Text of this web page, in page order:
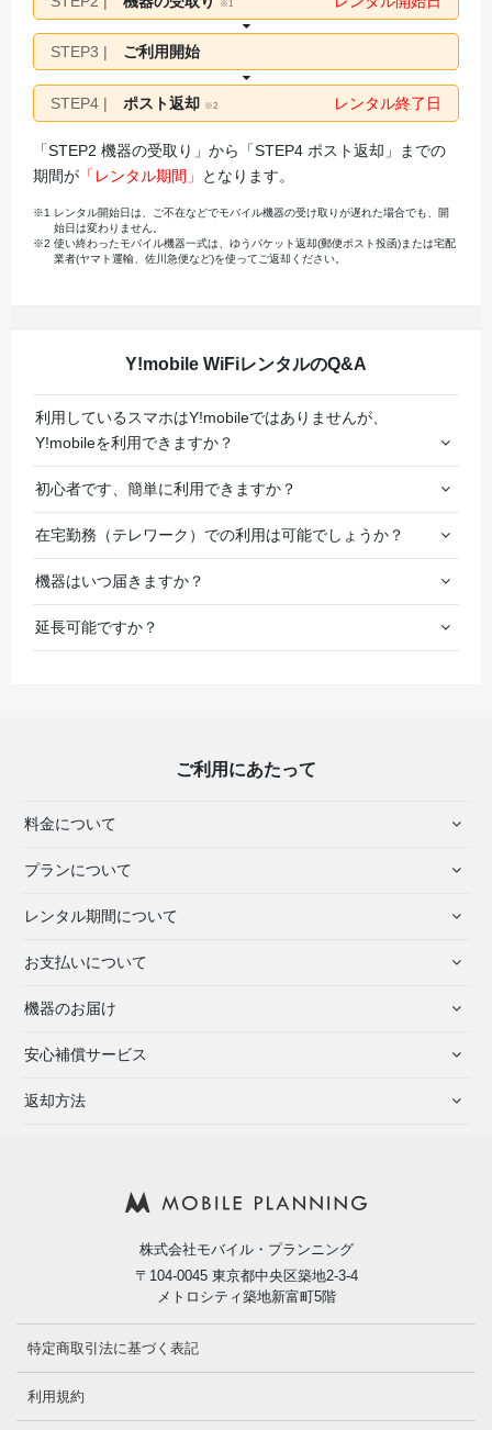
※1
STEP3 | ご利用開始
STEP4 | ポスト返却 ※2 レンタル終了日
「STEP2 機器の受取り」から「STEP4 ポスト返却」までの
期間が 「レンタル期間」 となります。
※1 レンタル開始日は、ご不在などでモバイル機器の受け取りが遅れた場合でも、開
始日は変わりません。
※2 使い終わったモバイル機器一式は、ゆうパケット返却(郵便ポスト投函)または宅配
業者(ヤマト運輸、佐川急便など)を使ってご返却ください。
Y!mobile WiFiレンタルのQ&A
利用しているスマホはY!mobileではありませんが、
Y!mobileを利用できますか？
初心者です、簡単に利用できますか？
在宅勤務（テレワーク）での利用は可能でしょうか？
機器はいつ届きますか？
延長可能ですか？
ご利用にあたって
料金について
プランについて
レンタル期間について
お支払いについて
機器のお届け
安心補償サービス
返却方法
株式会社モバイル・プランニング
〒104-0045 東京都中央区築地2-3-4
メトロシティ築地新富町5階
特定商取引法に基づく表記
利用規約